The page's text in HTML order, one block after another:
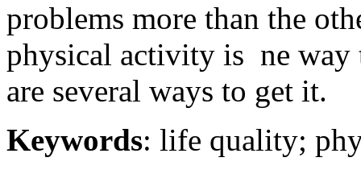
problems more than the
physical activity is ne way
are several ways to get it.
Keywords: life quality;